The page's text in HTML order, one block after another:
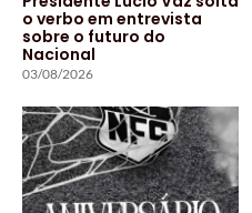
o verbo em entrevista
sobre o futuro do
Nacional
03/08/2026